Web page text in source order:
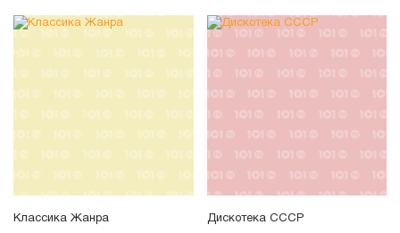
Классика Жанра Дискотека СССР